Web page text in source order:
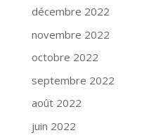
décembre 2022
novembre 2022
octobre 2022
septembre 2022
août 2022
juin 2022